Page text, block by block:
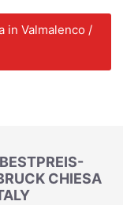
in Valmalenco /
CHIESA